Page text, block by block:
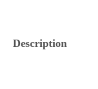
Description